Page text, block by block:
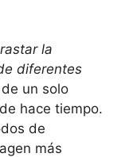
la
diferentes
un solo
hace tiempo.
de
más